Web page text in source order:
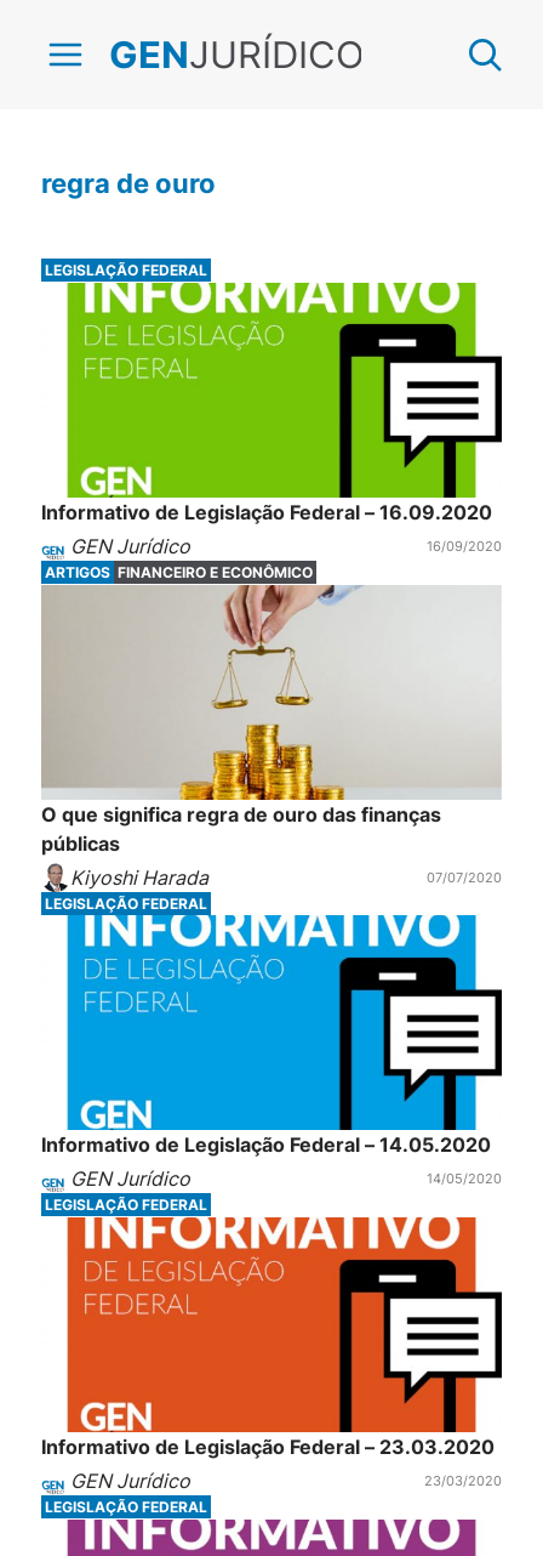
GENJURÍDICO
regra de ouro
LEGISLAÇÃO FEDERAL
Informativo de Legislação Federal – 16.09.2020
GEN Jurídico
16/09/2020
ARTIGOS FINANCEIRO E ECONÔMICO
O que significa regra de ouro das finanças
públicas
Kiyoshi Harada
07/07/2020
LEGISLAÇÃO FEDERAL
Informativo de Legislação Federal – 14.05.2020
GEN Jurídico
14/05/2020
LEGISLAÇÃO FEDERAL
Informativo de Legislação Federal – 23.03.2020
GEN Jurídico
23/03/2020
LEGISLAÇÃO FEDERAL